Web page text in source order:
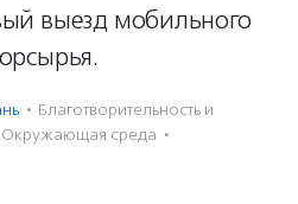
выезд мобильного
· Благотвори­тель­ность и
Окружающая среда ·